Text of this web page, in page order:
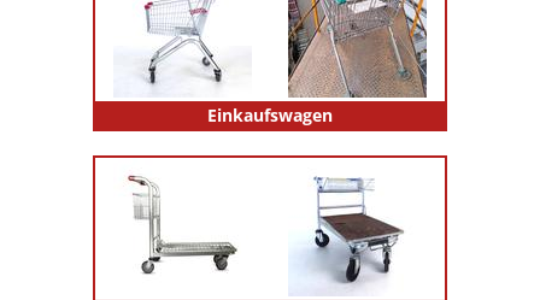
Einkaufswagen